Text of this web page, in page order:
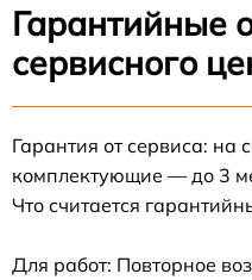
Гарантийные
сервисного
Гарантия от сервиса: на
комплектующие — до 3
Что считается
Для работ: Повторное